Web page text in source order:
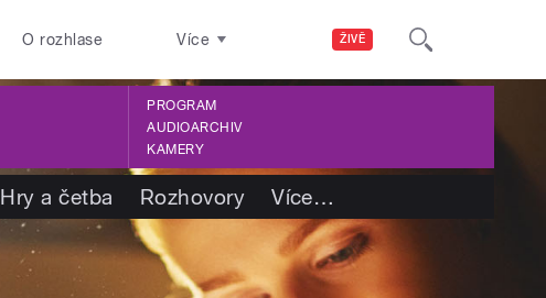
ŽIVĚ
O rozhlase Více
PROGRAM
AUDIOARCHIV
KAMERY
Hry a četba Rozhovory Více…